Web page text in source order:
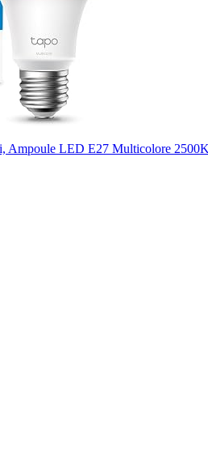
Ampoule LED E27 Multicolore